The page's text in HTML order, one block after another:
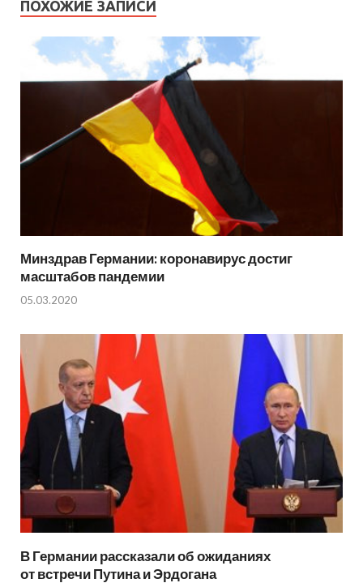
ПОХОЖИЕ ЗАПИСИ
Минздрав Германии: коронавирус достиг
масштабов пандемии
05.03.2020
В Германии рассказали об ожиданиях
от встречи Путина и Эрдогана